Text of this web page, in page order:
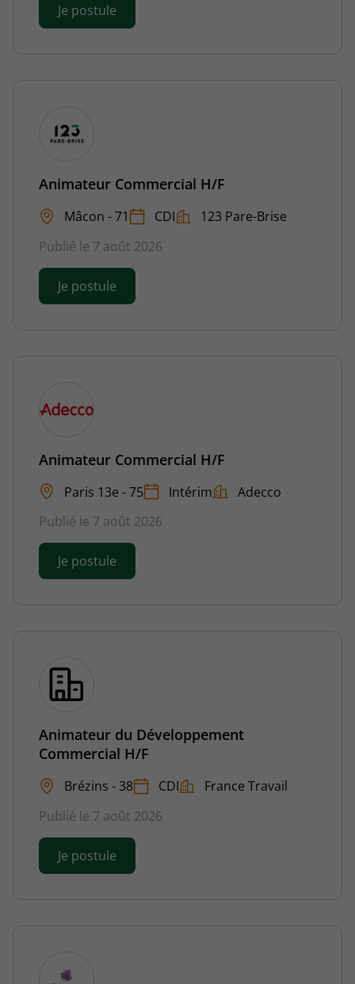
Je postule
Animateur Commercial H/F
Mâcon - 71 CDI
123 Pare-Brise
Publié le 7 août 2026
Je postule
Animateur Commercial H/F
Paris 13e - 75 Intérim
Adecco
Publié le 7 août 2026
Je postule
Animateur du Développement
Commercial H/F
Brézins - 38 CDI
France Travail
Publié le 7 août 2026
Je postule